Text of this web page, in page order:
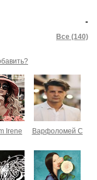
-
Все (140)
Irene Варфоломей С